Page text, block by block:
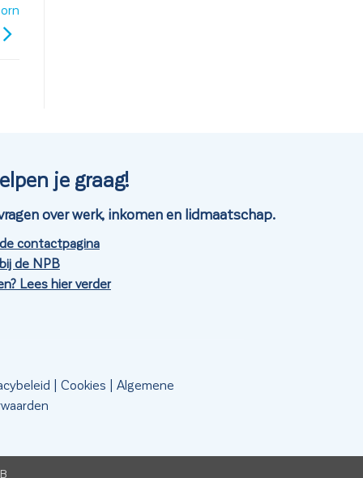
je graag!
over werk, inkomen en lidmaatschap.
contactpagina
de NPB
Lees hier verder
Cookies
Algemene